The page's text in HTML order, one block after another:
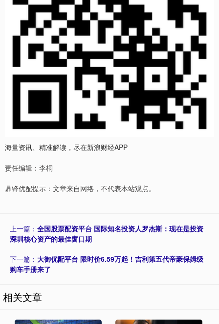
海量资讯、精准解读，尽在新浪财经APP
责任编辑：李桐
鼎锋优配提示：文章来自网络，不代表本站观点。
上一篇： 全国股票配资平台 国际知名投资人罗杰斯：现在是投资
深圳核心资产的最佳窗口期
下一篇： 大御优配平台 限时价6.59万起！吉利第五代帝豪保姆级
购车手册来了
相关文章